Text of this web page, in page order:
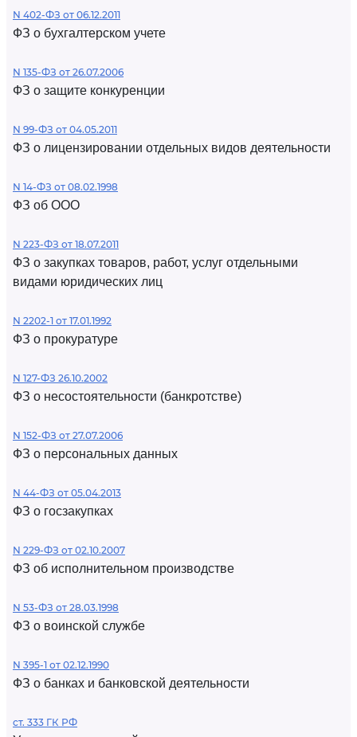
N 402-ФЗ от 06.12.2011
ФЗ о бухгалтерском учете
N 135-ФЗ от 26.07.2006
ФЗ о защите конкуренции
N 99-ФЗ от 04.05.2011
ФЗ о лицензировании отдельных видов деятельности
N 14-ФЗ от 08.02.1998
ФЗ об ООО
N 223-ФЗ от 18.07.2011
ФЗ о закупках товаров, работ, услуг отдельными
видами юридических лиц
N 2202-1 от 17.01.1992
ФЗ о прокуратуре
N 127-ФЗ 26.10.2002
ФЗ о несостоятельности (банкротстве)
N 152-ФЗ от 27.07.2006
ФЗ о персональных данных
N 44-ФЗ от 05.04.2013
ФЗ о госзакупках
N 229-ФЗ от 02.10.2007
ФЗ об исполнительном производстве
N 53-ФЗ от 28.03.1998
ФЗ о воинской службе
N 395-1 от 02.12.1990
ФЗ о банках и банковской деятельности
ст. 333 ГК РФ